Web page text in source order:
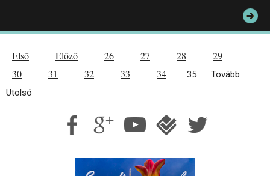
Első Előző 26 27 28
29
30
31 32 33 34 35
Tovább
Utolsó